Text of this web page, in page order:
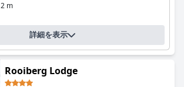
2 m
詳細を表示
Rooiberg Lodge